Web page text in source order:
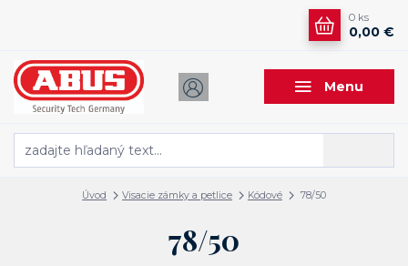
Menu
0 ks
0,00 €
Úvod Visacie zámky a petlice Kódové 78/50
78/50